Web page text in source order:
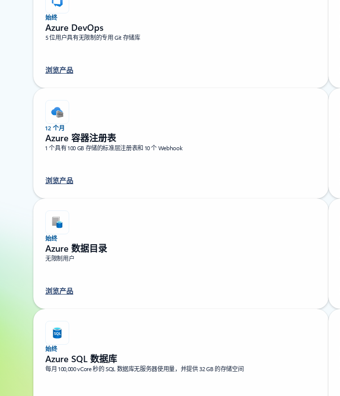
始终
Azure DevOps
5 位用户具有无限制的专用 Git 存储库
浏览产品
12 个月
Azure 容器注册表
1 个具有 100 GB 存储的标准层注册表和 10 个 Webhook
浏览产品
始终
Azure 数据目录
无限制用户
浏览产品
始终
Azure SQL 数据库
每月 100,000 vCore 秒的 SQL 数据库无服务器使用量，并提供 32 GB 的存储空间